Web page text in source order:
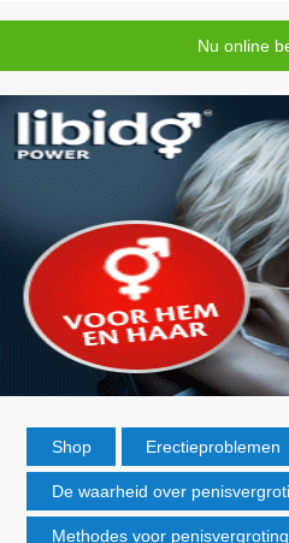
Nu online
Shop Erectieproblemen
De waarheid over
Methodes voor penisvergroting